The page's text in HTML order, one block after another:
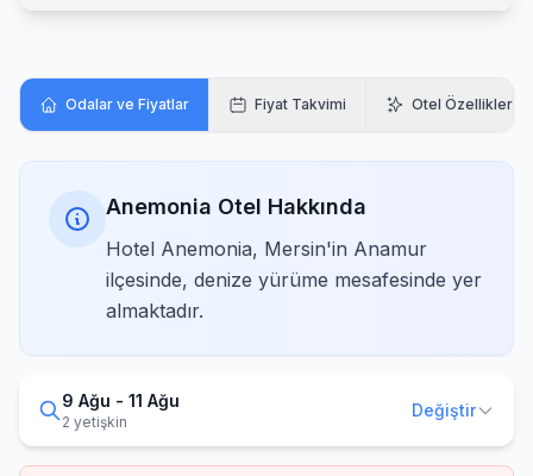
Odalar ve Fiyatlar Fiyat Takvimi Otel Özellikleri
Anemonia Otel Hakkında
Hotel Anemonia, Mersin'in Anamur
ilçesinde, denize yürüme mesafesinde yer
almaktadır.
9 Ağu - 11 Ağu
2 yetişkin
Değiştir